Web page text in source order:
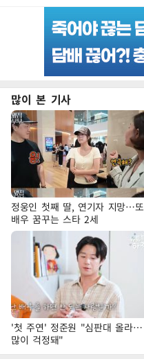
많이 본 기사
정웅인 첫째 딸, 연기자 지망…또
배우 꿈꾸는 스타 2세
'첫 주연' 정준원 "심판대 올라…
많이 걱정돼"